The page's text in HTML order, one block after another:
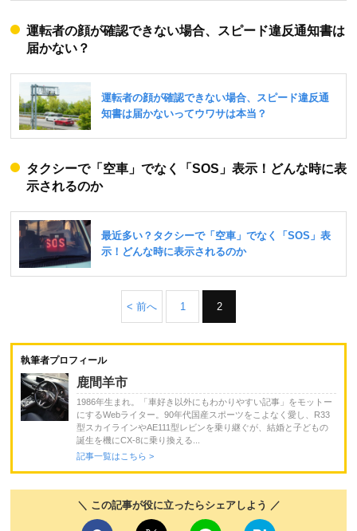
運転者の顔が確認できない場合、スピード違反通知書は
届かない？
タクシーで「空車」でなく「SOS」表示！どんな時に表
示されるのか
< 前へ 1 2
執筆者プロフィール
鹿間羊市
1986年生まれ。「車好き以外にもわかりやすい記事」をモットー
にするWebライター。90年代国産スポーツをこよなく愛し、R33
型スカイラインやAE111型レビンを乗り継ぐが、結婚と子どもの
誕生を機にCX-8に乗り換える...
記事一覧はこちら >
＼ この記事が役に立ったらシェアしよう ／